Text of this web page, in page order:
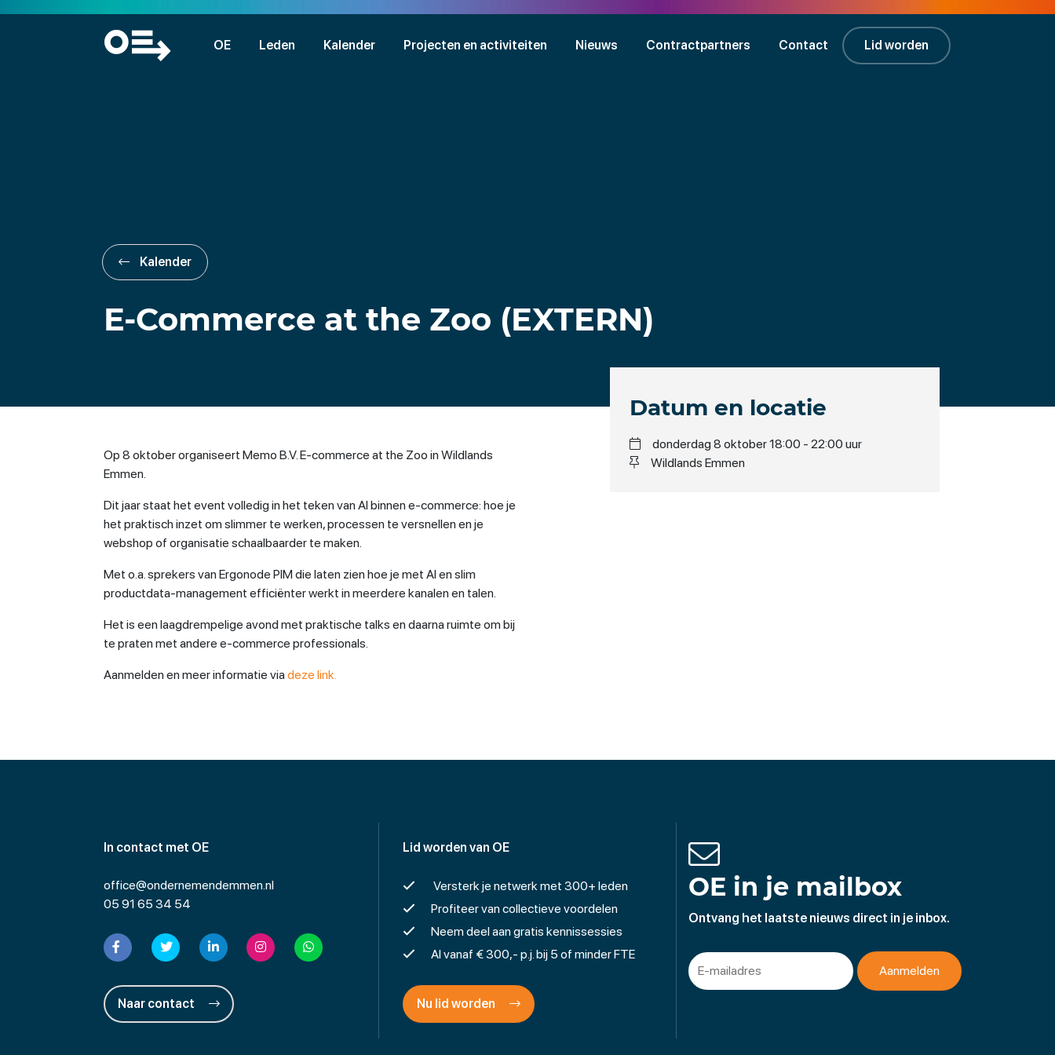
OE Leden Kalender Projecten en activiteiten Nieuws Contractpartners Contact Lid worden
Kalender
E-Commerce at the Zoo (EXTERN)
Op 8 oktober organiseert Memo B.V. E-commerce at the Zoo in Wildlands
Emmen.
Dit jaar staat het event volledig in het teken van AI binnen e-commerce: hoe je
het praktisch inzet om slimmer te werken, processen te versnellen en je
webshop of organisatie schaalbaarder te maken.
Met o.a. sprekers van Ergonode PIM die laten zien hoe je met AI en slim
productdata-management efficiënter werkt in meerdere kanalen en talen.
Het is een laagdrempelige avond met praktische talks en daarna ruimte om bij
te praten met andere e-commerce professionals.
Aanmelden en meer informatie via deze link.
Datum en locatie
donderdag 8 oktober 18:00 - 22:00 uur
Wildlands Emmen
In contact met OE
office@ondernemendemmen.nl
05 91 65 34 54
Naar contact
Lid worden van OE
Versterk je netwerk met 300+ leden
Profiteer van collectieve voordelen
Neem deel aan gratis kennissessies
Al vanaf € 300,- p.j. bij 5 of minder FTE
Nu lid worden
OE in je mailbox
Ontvang het laatste nieuws direct in je inbox.